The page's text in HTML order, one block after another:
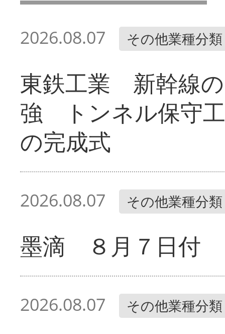
2026.08.07 その他業種分類
東鉄工業 新幹線
強 トンネル保守
の完成式
2026.08.07 その他業種分類
墨滴 ８月７日付
2026.08.07 その他業種分類